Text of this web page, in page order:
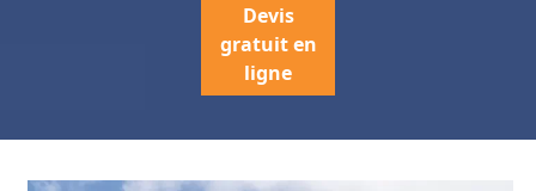
Devis
gratuit en
ligne